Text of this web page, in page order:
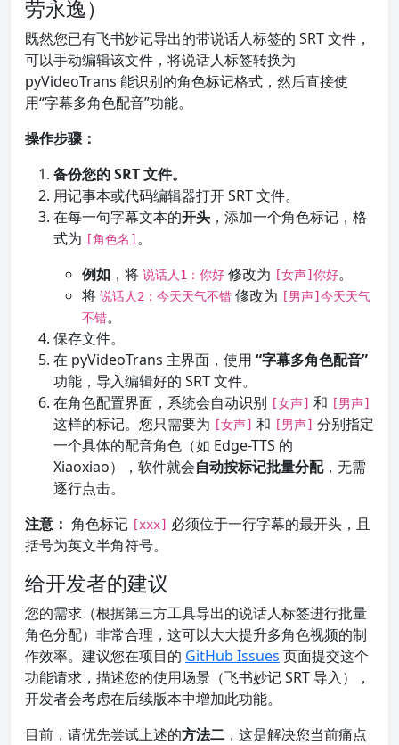
劳永逸）
既然您已有飞书妙记导出的带说话人标签的 SRT 文件，
可以手动编辑该文件，将说话人标签转换为
pyVideoTrans 能识别的角色标记格式，然后直接使
用“字幕多角色配音”功能。
操作步骤：
备份您的 SRT 文件。
用记事本或代码编辑器打开 SRT 文件。
在每一句字幕文本的开头 ，添加一个角色标记，格
式为 [角色名] 。
例如 ，将 说话人1：你好 修改为 [女声]你好。
将 说话人2：今天天气不错 修改为 [男声]今天天气
不错。
保存文件。
在 pyVideoTrans 主界面，使用 “字幕多角色配音”
功能，导入编辑好的 SRT 文件。
在角色配置界面，系统会自动识别 [女声] 和 [男声]
这样的标记。您只需要为 [女声] 和 [男声] 分别指定
一个具体的配音角色（如 Edge-TTS 的
Xiaoxiao），软件就会自动按标记批量分配，无需
逐行点击。
注意： 角色标记 [xxx] 必须位于一行字幕的最开头，且
括号为英文半角符号。
给开发者的建议
您的需求（根据第三方工具导出的说话人标签进行批量
角色分配）非常合理，这可以大大提升多角色视频的制
作效率。建议您在项目的 GitHub Issues 页面提交这个
功能请求，描述您的使用场景（飞书妙记 SRT 导入），
开发者会考虑在后续版本中增加此功能。
目前，请优先尝试上述的方法二 ，这是解决您当前痛点